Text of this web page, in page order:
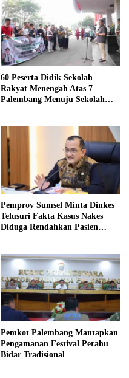
60 Peserta Didik Sekolah
Rakyat Menengah Atas 7
Palembang Menuju Sekolah
Pemprov Sumsel Minta Dinkes
Telusuri Fakta Kasus Nakes
Diduga Rendahkan Pasien
Pemkot Palembang Mantapkan
Pengamanan Festival Perahu
Bidar Tradisional